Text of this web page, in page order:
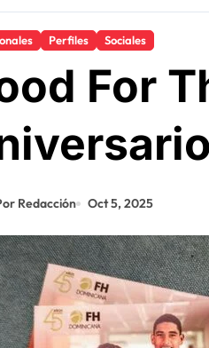
Perfiles Sociales
For
Redacción Oct 5, 2025